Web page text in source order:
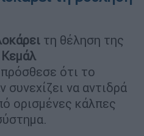
τη θέληση της
Κεμάλ
πρόσθεσε ότι το
να αντιδρά
ορισμένες κάλπες